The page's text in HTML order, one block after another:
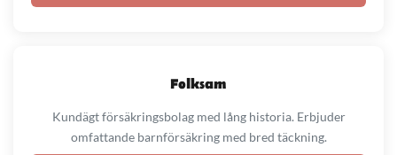
Folksam
Kundägt försäkringsbolag med lång historia. Erbjuder
omfattande barnförsäkring med bred täckning.